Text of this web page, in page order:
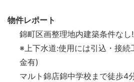
物件レポート
錦町区画整理地内建築条件な
※上下水道:使用には引込・接続
金有)
マルト錦店錦中学校まで徒歩4